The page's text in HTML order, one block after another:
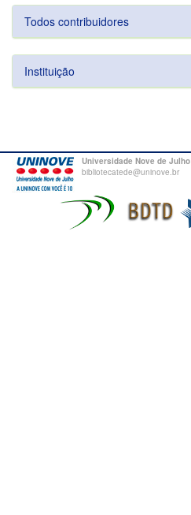
Todos contribuidores
Instituição
Universidade Nove de Julho
bibliotecatede@uninove.br